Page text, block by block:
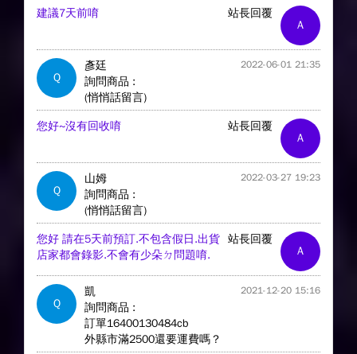
A
站長回覆
建議7天前唷
Q
彥廷 2022-06-01 21:35
詢問商品 :
(悄悄話留言)
A
站長回覆
您好~沒有回收唷
Q
山姆 2022-03-27 19:23
詢問商品 :
(悄悄話留言)
A
站長回覆
您好 請在5天前預訂.不包含假日.出貨
店家都會錄影.不會有少朵ㄉ問題唷.
Q
凱 2021-12-20 15:16
詢問商品 :
訂單16400130484cb
外縣市滿2500還要運費嗎？